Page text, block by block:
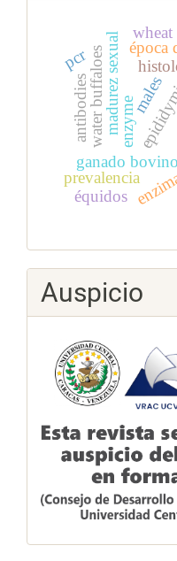
ganado bovino
época
madurez sexual males
enzyme
prevalencia
water buffaloes
antibodies
équidos
pcr
Auspicio